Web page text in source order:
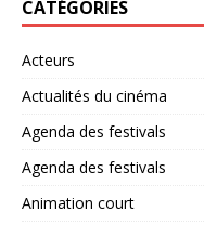
CATÉGORIES
Acteurs
Actualités du cinéma
Agenda des festivals
Agenda des festivals
Animation court